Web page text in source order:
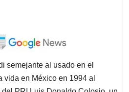
semejante al usado en el
vida en México en 1994 al